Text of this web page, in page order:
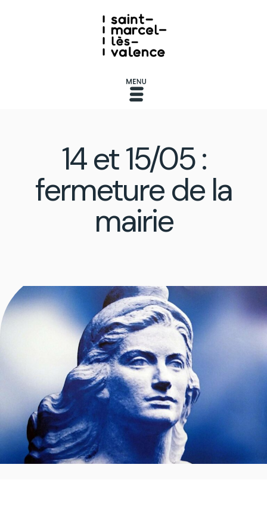
14 et 15/05 :
fermeture de la
mairie